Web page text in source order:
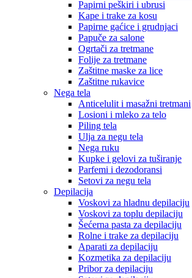
Papirni peškiri i ubrusi
Kape i trake za kosu
Papirne gaćice i grudnjaci
Papuče za salone
Ogrtači za tretmane
Folije za tretmane
Zaštitne maske za lice
Zaštitne rukavice
Nega tela
Anticelulit i masažni tretmani
Losioni i mleko za telo
Piling tela
Ulja za negu tela
Nega ruku
Kupke i gelovi za tuširanje
Parfemi i dezodoransi
Setovi za negu tela
Depilacija
Voskovi za hladnu depilaciju
Voskovi za toplu depilaciju
Šećerna pasta za depilaciju
Rolne i trake za depilaciju
Aparati za depilaciju
Kozmetika za depilaciju
Pribor za depilaciju